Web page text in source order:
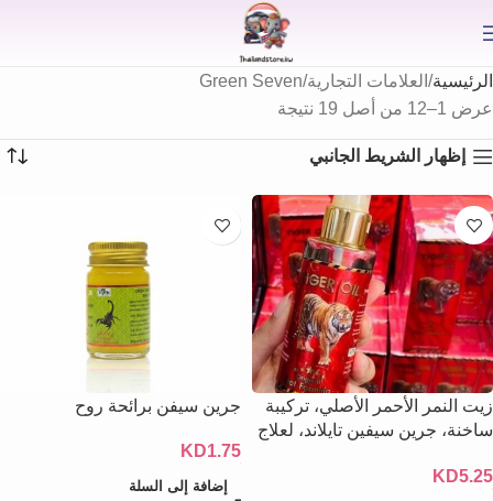
الرئيسية العلامات التجارية Green Seven
عرض 1–12 من أصل 19 نتيجة
إظهار الشريط الجانبي
زيت النمر الأحمر الأصلي، تركيبة
ساخنة، جرين سيفين تايلاند، لعلاج
KD5.25
جرين سيفن برائحة روح
KD1.75
إضافة إلى السلة